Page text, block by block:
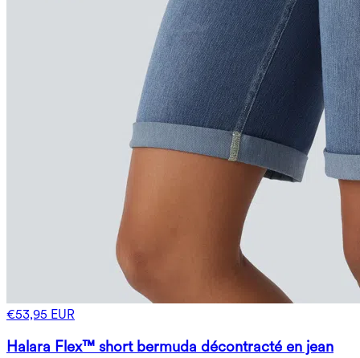
€53,95 EUR
Halara Flex™ short bermuda décontracté en jean